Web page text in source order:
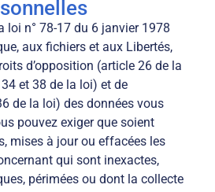
loi n° 78-17 du 6 janvier 1978
aux fichiers et aux Libertés,
d’opposition (article 26 de la
et 38 de la loi) et de
de la loi) des données vous
pouvez exiger que soient
mises à jour ou effacées les
qui sont inexactes,
périmées ou dont la collecte